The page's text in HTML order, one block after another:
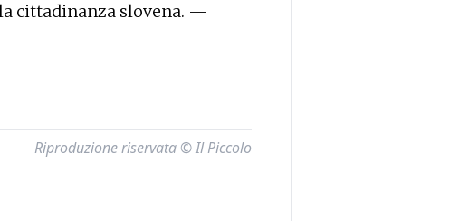
cittadinanza slovena. —
Riproduzione riservata © Il Piccolo